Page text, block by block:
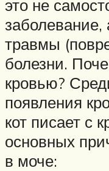
это не
заболевание,
травмы
болезни.
кровью?
появления
кот писает с
основных
в моче: